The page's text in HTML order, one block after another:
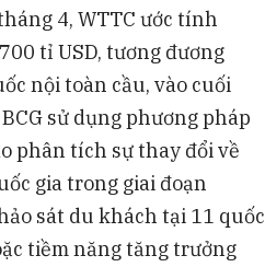
4, WTTC ước tính
tỉ USD, tương đương
nội toàn cầu, vào cuối
sử dụng phương pháp
phân tích sự thay đổi về
gia trong giai đoạn
sát du khách tại 11 quốc
tiềm năng tăng trưởng